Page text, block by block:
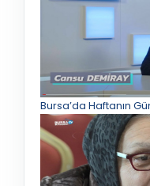
Bursa’da Haftanın